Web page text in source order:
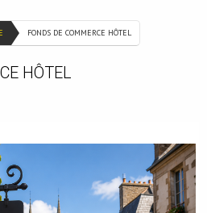
FONDS DE COMMERCE HÔTEL
HÔTEL